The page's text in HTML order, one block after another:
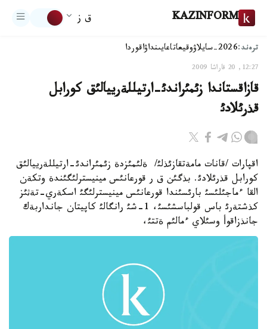
KAZINFORM ق ز
ترەند:2026-سايلاۋ وقيعاتاعايىنداۋاقوردا
12:27, 20 قاراشا 2009
قازاقستاندا زئمئراندئ-ارتيللةرييالئق كورابل
قذرئلادئ
اقپارات /قانات مامةتقازئذلئ/ ةلئمئزدة زئمئراندئ-ارتيللةرييالئق
كورابل قذرئلادئ. بذگئن ق ر قورعانئس مينيسترلئگئندة وتكةن
القا ءماجئلئسئ بارئسئندا قورعانئس مينيسترلئگئ اسكةري-تةثئز
كذشتةرئ باس قولباسشئسئ، 1-شئ رانگالئ كاپيتان جانداربةك
جانذزاقوأ وسئلاي ءمالئم ةتتئ،